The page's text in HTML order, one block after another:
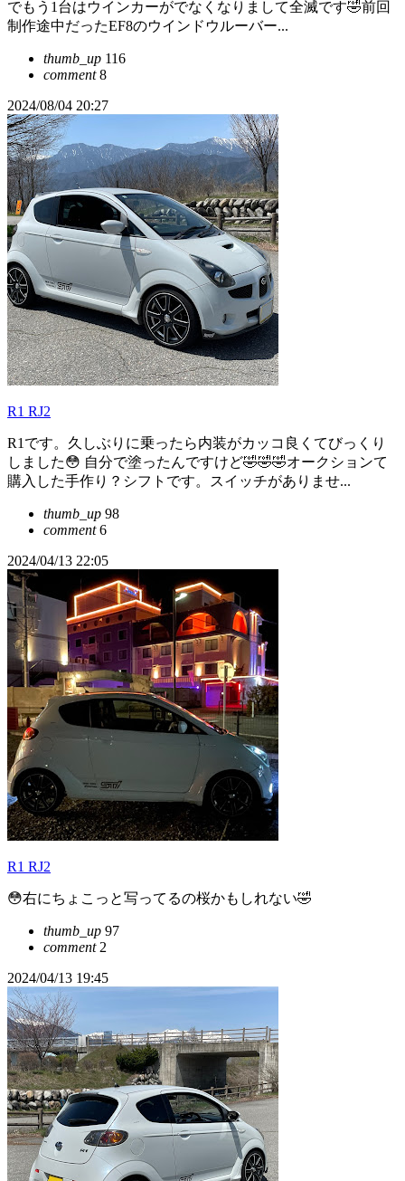
でもう1台はウインカーがでなくなりまして全滅です🤣前回
制作途中だったEF8のウインドウルーバー...
thumb_up 116
comment8
2024/08/04 20:27
R1 RJ2
R1です。久しぶりに乗ったら内装がカッコ良くてびっくり
しました😳 自分で塗ったんですけど🤣🤣🤣オークションて
購入した手作り？シフトです。スイッチがありませ...
thumb_up 98
comment6
2024/04/13 22:05
R1 RJ2
😳右にちょこっと写ってるの桜かもしれない🤣
thumb_up 97
comment2
2024/04/13 19:45